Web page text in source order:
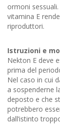
ormoni
vitamina E
riproduttori.
Istruzioni e
Nekton E deve
prima del
Nel caso in cui
a sospenderne
deposto e che
potrebbero
dall’istinto